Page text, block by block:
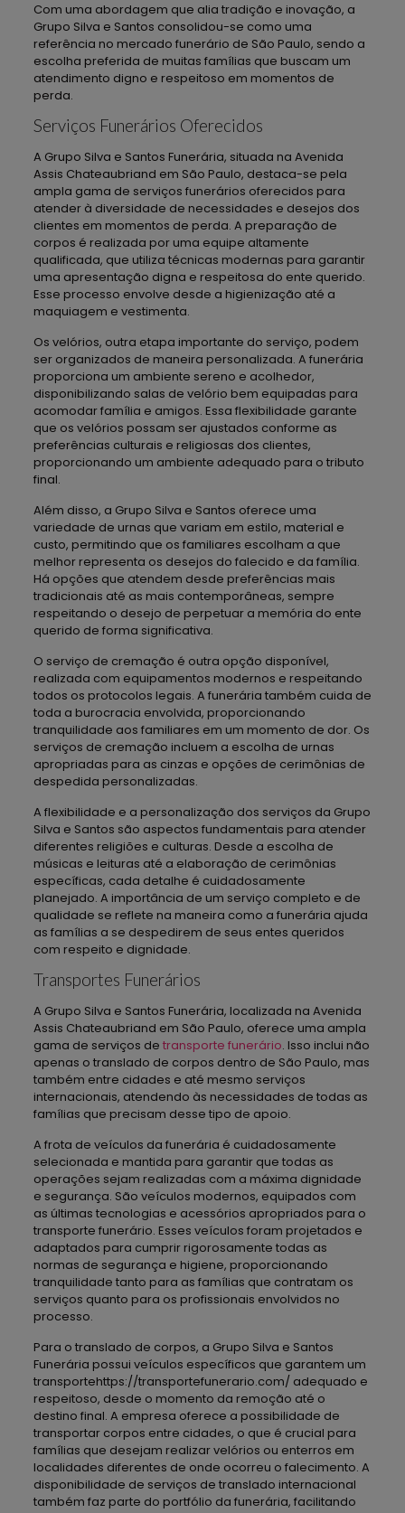
Com uma abordagem que alia tradição e inovação, a
Grupo Silva e Santos consolidou-se como uma
referência no mercado funerário de São Paulo, sendo a
escolha preferida de muitas famílias que buscam um
atendimento digno e respeitoso em momentos de
perda.
Serviços Funerários Oferecidos
A Grupo Silva e Santos Funerária, situada na Avenida
Assis Chateaubriand em São Paulo, destaca-se pela
ampla gama de serviços funerários oferecidos para
atender à diversidade de necessidades e desejos dos
clientes em momentos de perda. A preparação de
corpos é realizada por uma equipe altamente
qualificada, que utiliza técnicas modernas para garantir
uma apresentação digna e respeitosa do ente querido.
Esse processo envolve desde a higienização até a
maquiagem e vestimenta.
Os velórios, outra etapa importante do serviço, podem
ser organizados de maneira personalizada. A funerária
proporciona um ambiente sereno e acolhedor,
disponibilizando salas de velório bem equipadas para
acomodar família e amigos. Essa flexibilidade garante
que os velórios possam ser ajustados conforme as
preferências culturais e religiosas dos clientes,
proporcionando um ambiente adequado para o tributo
final.
Além disso, a Grupo Silva e Santos oferece uma
variedade de urnas que variam em estilo, material e
custo, permitindo que os familiares escolham a que
melhor representa os desejos do falecido e da família.
Há opções que atendem desde preferências mais
tradicionais até as mais contemporâneas, sempre
respeitando o desejo de perpetuar a memória do ente
querido de forma significativa.
O serviço de cremação é outra opção disponível,
realizada com equipamentos modernos e respeitando
todos os protocolos legais. A funerária também cuida de
toda a burocracia envolvida, proporcionando
tranquilidade aos familiares em um momento de dor. Os
serviços de cremação incluem a escolha de urnas
apropriadas para as cinzas e opções de cerimônias de
despedida personalizadas.
A flexibilidade e a personalização dos serviços da Grupo
Silva e Santos são aspectos fundamentais para atender
diferentes religiões e culturas. Desde a escolha de
músicas e leituras até a elaboração de cerimônias
específicas, cada detalhe é cuidadosamente
planejado. A importância de um serviço completo e de
qualidade se reflete na maneira como a funerária ajuda
as famílias a se despedirem de seus entes queridos
com respeito e dignidade.
Transportes Funerários
A Grupo Silva e Santos Funerária, localizada na Avenida
Assis Chateaubriand em São Paulo, oferece uma ampla
gama de serviços de transporte funerário. Isso inclui não
apenas o translado de corpos dentro de São Paulo, mas
também entre cidades e até mesmo serviços
internacionais, atendendo às necessidades de todas as
famílias que precisam desse tipo de apoio.
A frota de veículos da funerária é cuidadosamente
selecionada e mantida para garantir que todas as
operações sejam realizadas com a máxima dignidade
e segurança. São veículos modernos, equipados com
as últimas tecnologias e acessórios apropriados para o
transporte funerário. Esses veículos foram projetados e
adaptados para cumprir rigorosamente todas as
normas de segurança e higiene, proporcionando
tranquilidade tanto para as famílias que contratam os
serviços quanto para os profissionais envolvidos no
processo.
Para o translado de corpos, a Grupo Silva e Santos
Funerária possui veículos específicos que garantem um
transportehttps://transportefunerario.com/ adequado e
respeitoso, desde o momento da remoção até o
destino final. A empresa oferece a possibilidade de
transportar corpos entre cidades, o que é crucial para
famílias que desejam realizar velórios ou enterros em
localidades diferentes de onde ocorreu o falecimento. A
disponibilidade de serviços de translado internacional
também faz parte do portfólio da funerária, facilitando